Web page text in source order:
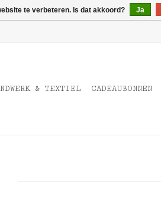
& TEXTIEL CADEAUBONNEN
te verbeteren. Is dat akkoord? Ja